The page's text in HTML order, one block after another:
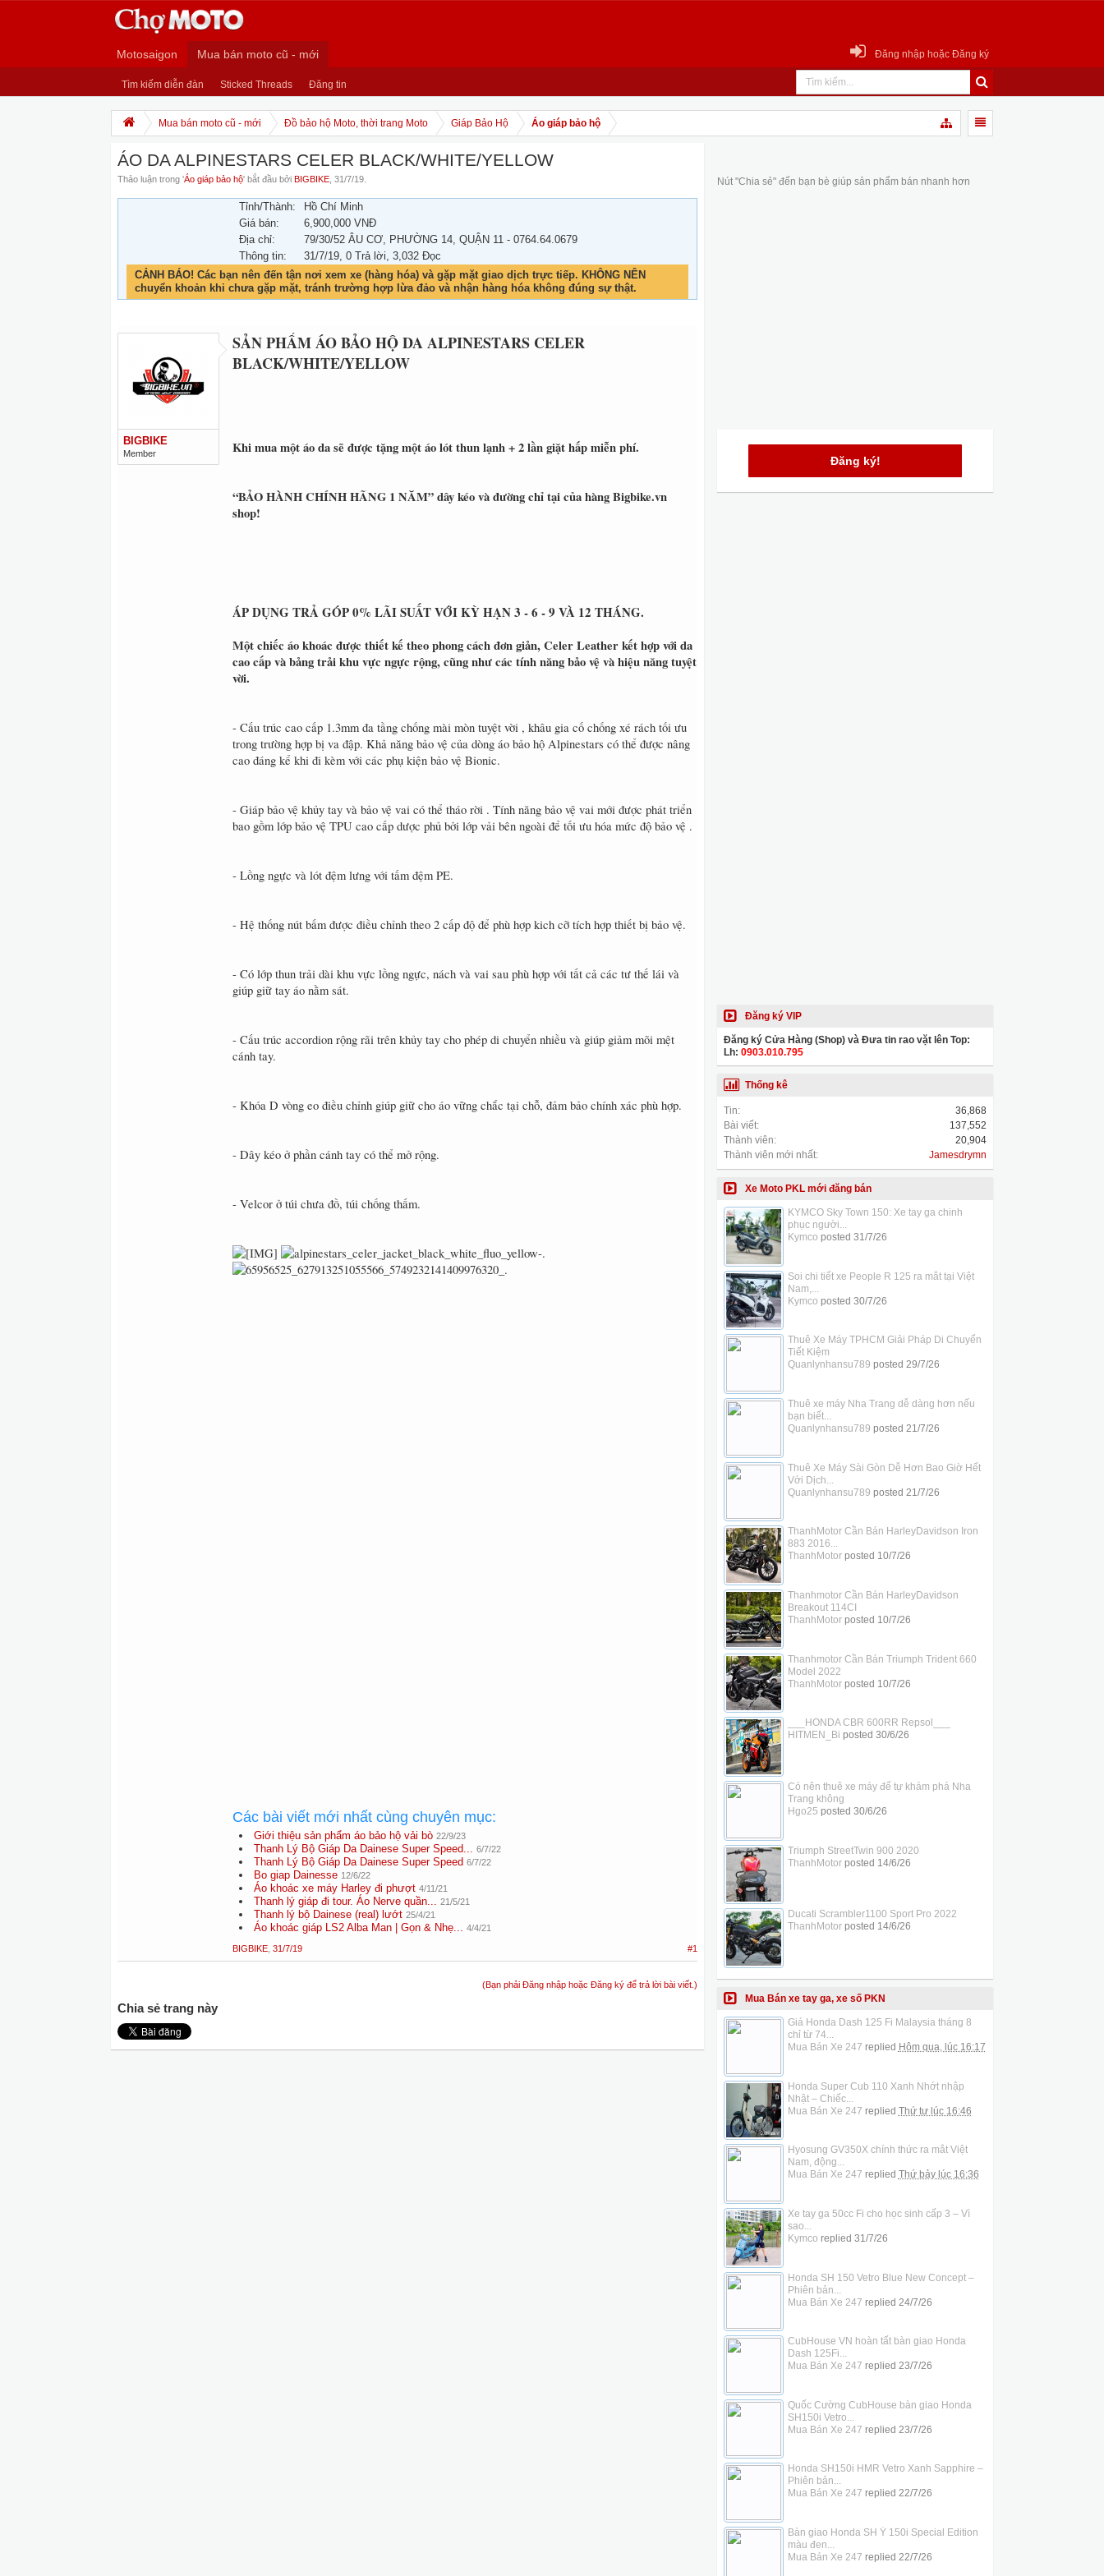
Motosaigon Mua bán moto cũ - mới
Tìm kiếm diễn đàn Sticked Threads Đăng tin
Đăng nhập hoặc Đăng ký
Mua bán moto cũ - mới Đồ bảo hộ Moto, thời trang Moto Giáp Bảo Hộ Áo giáp bảo hộ
ÁO DA ALPINESTARS CELER BLACK/WHITE/YELLOW
Thảo luận trong 'Áo giáp bảo hộ' bắt đầu bởi BIGBIKE 31/7/19
Tỉnh/Thành:
Hồ Chí Minh
Giá bán:
6,900,000 VNĐ
Địa chỉ:
79/30/52 ÂU CƠ, PHƯỜNG 14, QUẬN 11 - 0764.64.0679
Thông tin:
31/7/19, 0 Trả lời, 3,032 Đọc
CẢNH BÁO! Các bạn nên đến tận nơi xem xe (hàng hóa) và gặp mặt giao dịch trực tiếp. KHÔNG NÊN
chuyển khoản khi chưa gặp mặt, tránh trường hợp lừa đảo và nhận hàng hóa không đúng sự thật.
BIGBIKE
Member
SẢN PHẨM ÁO BẢO HỘ DA ALPINESTARS CELER
BLACK/WHITE/YELLOW
Khi mua một áo da sẽ được tặng một áo lót thun lạnh + 2 lần giặt hấp miễn phí.
“BẢO HÀNH CHÍNH HÃNG 1 NĂM” dây kéo và đường chỉ tại của hàng Bigbike.vn
shop!
ÁP DỤNG TRẢ GÓP 0% LÃI SUẤT VỚI KỲ HẠN 3 - 6 - 9 VÀ 12 THÁNG.
Một chiếc áo khoác được thiết kế theo phong cách đơn giản, Celer Leather kết hợp với da
cao cấp và bảng trải khu vực ngực rộng, cũng như các tính năng bảo vệ và hiệu năng tuyệt
vời.
- Cấu trúc cao cấp 1.3mm đa tầng chống mài mòn tuyệt vời , khâu gia cố chống xé rách tối ưu
trong trường hợp bị va đập. Khả năng bảo vệ của dòng áo bảo hộ Alpinestars có thể được nâng
cao đáng kể khi đi kèm với các phụ kiện bảo vệ Bionic.
- Giáp bảo vệ khủy tay và bảo vệ vai có thể tháo rời . Tính năng bảo vệ vai mới được phát triển
bao gồm lớp bảo vệ TPU cao cấp dược phủ bởi lớp vải bên ngoài để tối ưu hóa mức độ bảo vệ .
- Lồng ngực và lót đệm lưng với tấm đệm PE.
- Hệ thống nút bấm được điều chỉnh theo 2 cấp độ để phù hợp kich cỡ tích hợp thiết bị bảo vệ.
- Có lớp thun trải dài khu vực lồng ngực, nách và vai sau phù hợp với tất cả các tư thế lái và
giúp giữ tay áo nằm sát.
- Cấu trúc accordion rộng rãi trên khủy tay cho phép di chuyển nhiều và giúp giảm mõi mệt
cánh tay.
- Khóa D vòng eo điều chỉnh giúp giữ cho áo vững chắc tại chỗ, đảm bảo chính xác phù hợp.
- Dây kéo ở phần cánh tay có thể mở rộng.
- Velcor ở túi chưa đồ, túi chống thấm.
Các bài viết mới nhất cùng chuyên mục:
Giới thiệu sản phẩm áo bảo hộ vải bò 22/9/23
Thanh Lý Bộ Giáp Da Dainese Super Speed... 6/7/22
Thanh Lý Bộ Giáp Da Dainese Super Speed 6/7/22
Bo giap Dainesse 12/6/22
Áo khoác xe máy Harley đi phượt 4/11/21
Thanh lý giáp đi tour. Áo Nerve quần... 21/5/21
Thanh lý bộ Dainese (real) lướt 25/4/21
Áo khoác giáp LS2 Alba Man | Gọn & Nhẹ... 4/4/21
BIGBIKE 31/7/19 #1
(Bạn phải Đăng nhập hoặc Đăng ký để trả lời bài viết.)
Chia sẻ trang này
Nút "Chia sẻ" đến bạn bè giúp sản phẩm bán nhanh hơn
Đăng ký!
Đăng ký VIP
Đăng ký Cửa Hàng (Shop) và Đưa tin rao vặt lên Top:
Lh: 0903.010.795
Thống kê
Tin:
36,868
Bài viết:
137,552
Thành viên:
20,904
Thành viên mới nhất:
Jamesdrymn
Xe Moto PKL mới đăng bán
KYMCO Sky Town 150: Xe tay ga chinh
phục người...
Kymco posted 31/7/26
Soi chi tiết xe People R 125 ra mắt tại Việt
Nam,...
Kymco posted 30/7/26
Thuê Xe Máy TPHCM Giải Pháp Di Chuyển
Tiết Kiệm
Quanlynhansu789 posted 29/7/26
Thuê xe máy Nha Trang dễ dàng hơn nếu
bạn biết...
Quanlynhansu789 posted 21/7/26
Thuê Xe Máy Sài Gòn Dễ Hơn Bao Giờ Hết
Với Dịch...
Quanlynhansu789 posted 21/7/26
ThanhMotor Cần Bán HarleyDavidson Iron
883 2016...
ThanhMotorposted 10/7/26
Thanhmotor Cần Bán HarleyDavidson
Breakout 114CI
ThanhMotorposted 10/7/26
Thanhmotor Cần Bán Triumph Trident 660
Model 2022
ThanhMotorposted 10/7/26
___HONDA CBR 600RR Repsol___
HITMEN_Bi posted 30/6/26
Có nên thuê xe máy để tự khám phá Nha
Trang không
Hgo25 posted 30/6/26
Triumph StreetTwin 900 2020
ThanhMotorposted 14/6/26
Ducati Scrambler1100 Sport Pro 2022
ThanhMotorposted 14/6/26
Mua Bán xe tay ga, xe số PKN
Giá Honda Dash 125 Fi Malaysia tháng 8
chỉ từ 74...
Mua Bán Xe 247 replied Hôm qua, lúc 16:17
Honda Super Cub 110 Xanh Nhớt nhập
Nhật – Chiếc...
Mua Bán Xe 247 replied Thứ tư lúc 16:46
Hyosung GV350X chính thức ra mắt Việt
Nam, động...
Mua Bán Xe 247 replied Thứ bảy lúc 16:36
Xe tay ga 50cc Fi cho học sinh cấp 3 – Vì
sao...
Kymco replied 31/7/26
Honda SH 150 Vetro Blue New Concept –
Phiên bản...
Mua Bán Xe 247 replied 24/7/26
CubHouse VN hoàn tất bàn giao Honda
Dash 125Fi...
Mua Bán Xe 247 replied 23/7/26
Quốc Cường CubHouse bàn giao Honda
SH150i Vetro...
Mua Bán Xe 247 replied 23/7/26
Honda SH150i HMR Vetro Xanh Sapphire –
Phiên bản...
Mua Bán Xe 247 replied 22/7/26
Bàn giao Honda SH Ý 150i Special Edition
màu đen...
Mua Bán Xe 247 replied 22/7/26